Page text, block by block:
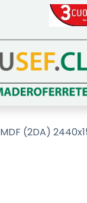
MDF (2DA)